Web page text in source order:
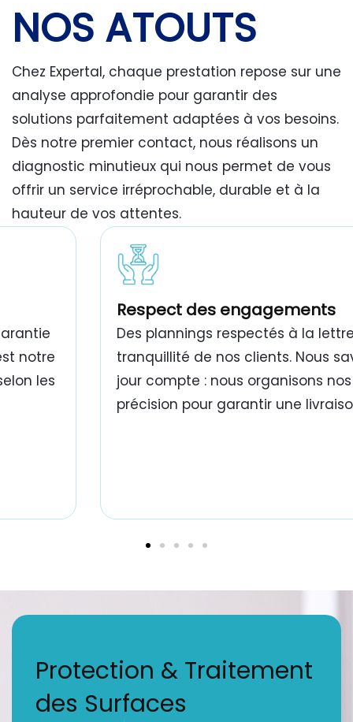
NOS ATOUTS
Chez Expertal, chaque prestation repose sur une
analyse approfondie pour garantir des
solutions parfaitement adaptées à vos besoins.
Dès notre premier contact, nous réalisons un
diagnostic minutieux qui nous permet de vous
offrir un service irréprochable, durable et à la
hauteur de vos attentes.
travaux de peinture bâtiment Tunisie
notre
les
Respect des engagements
Des plannings respectés à la
tranquillité de nos clients. Nous
jour compte : nous organisons
précision pour garantir une
Protection & Traitement
des Surfaces